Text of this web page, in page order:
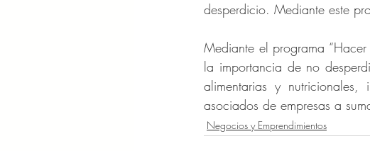
desperdicio. Mediante este
Mediante el programa
la importancia de no
alimentarias y
asociados de empresas a
Negocios y Emprendimientos